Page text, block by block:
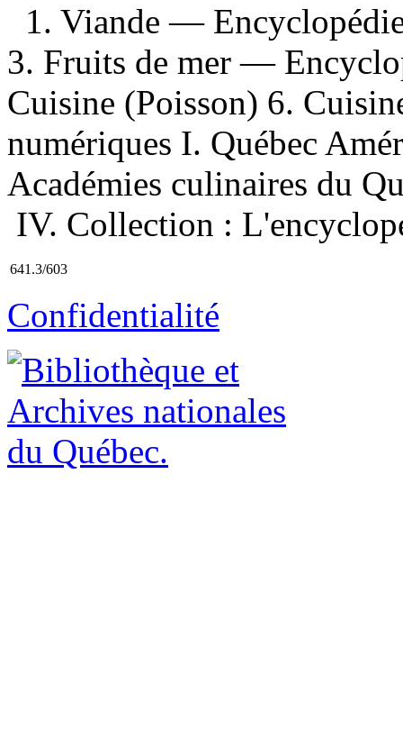
1. Viande —
3. Fruits de mer —
Cuisine (Poisson) 6.
numériques I. Québec
Académies culinaires du
IV. Collection :
641.3/603
Confidentialité